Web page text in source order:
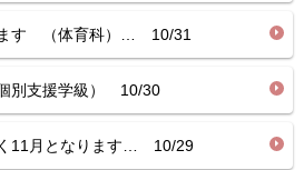
ます （体育科）… 10/31
別支援学級） 10/30
11月となります… 10/29